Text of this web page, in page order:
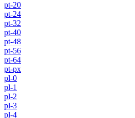
pt-20
pt-24
pt-32
pt-40
pt-48
pt-56
pt-64
pt-px
pl-0
pl-1
pl-2
pl-3
pl-4